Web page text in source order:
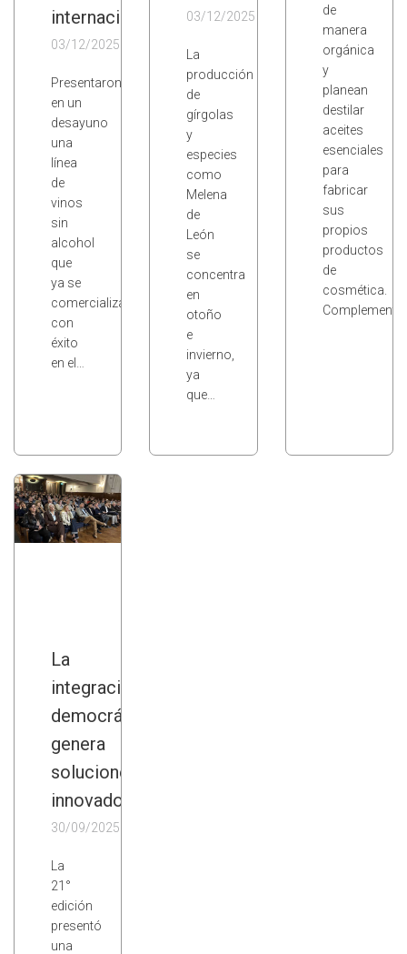
internacional
03/12/2025
Presentaron
en un
desayuno
una
línea
de
vinos
sin
alcohol
que
ya se
comercializa
con
éxito
en el…
03/12/2025
La
producción
de
gírgolas
y
especies
como
Melena
de
León
se
concentra
en
otoño
e
invierno,
ya
que…
de
manera
orgánica
y
planean
destilar
aceites
esenciales
para
fabricar
sus
propios
productos
de
cosmética.
La
integración
democrática
genera
soluciones
innovadoras
30/09/2025
La
21°
edición
presentó
una